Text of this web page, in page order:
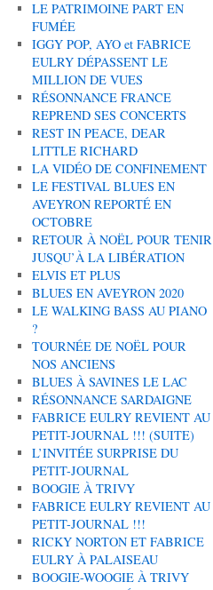
LE PATRIMOINE PART EN
FUMÉE
IGGY POP, AYO et FABRICE
EULRY DÉPASSENT LE
MILLION DE VUES
RÉSONNANCE FRANCE
REPREND SES CONCERTS
REST IN PEACE, DEAR
LITTLE RICHARD
LA VIDÉO DE CONFINEMENT
LE FESTIVAL BLUES EN
AVEYRON REPORTÉ EN
OCTOBRE
RETOUR À NOËL POUR TENIR
JUSQU’À LA LIBÉRATION
ELVIS ET PLUS
BLUES EN AVEYRON 2020
LE WALKING BASS AU PIANO
?
TOURNÉE DE NOËL POUR
NOS ANCIENS
BLUES À SAVINES LE LAC
RÉSONNANCE SARDAIGNE
FABRICE EULRY REVIENT AU
PETIT-JOURNAL !!! (SUITE)
L’INVITÉE SURPRISE DU
PETIT-JOURNAL
BOOGIE À TRIVY
FABRICE EULRY REVIENT AU
PETIT-JOURNAL !!!
RICKY NORTON ET FABRICE
EULRY À PALAISEAU
BOOGIE-WOOGIE À TRIVY